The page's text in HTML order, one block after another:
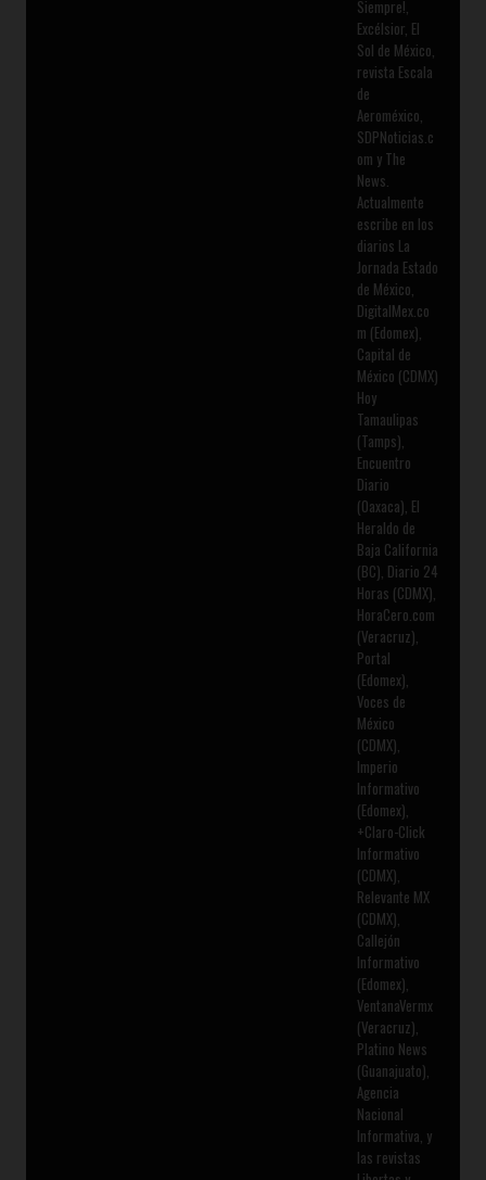
Siempre!,
Excélsior, El
Sol de México,
revista Escala
de
Aeroméxico,
SDPNoticias.c
om y The
News.
Actualmente
escribe en los
diarios La
Jornada Estado
de México,
DigitalMex.co
m (Edomex),
Capital de
México (CDMX)
Hoy
Tamaulipas
(Tamps),
Encuentro
Diario
(Oaxaca), El
Heraldo de
Baja California
(BC), Diario 24
Horas (CDMX),
HoraCero.com
(Veracruz),
Portal
(Edomex),
Voces de
México
(CDMX),
Imperio
Informativo
(Edomex),
+Claro-Click
Informativo
(CDMX),
Relevante MX
(CDMX),
Callejón
Informativo
(Edomex),
VentanaVermx
(Veracruz),
Platino News
(Guanajuato),
Agencia
Nacional
Informativa, y
las revistas